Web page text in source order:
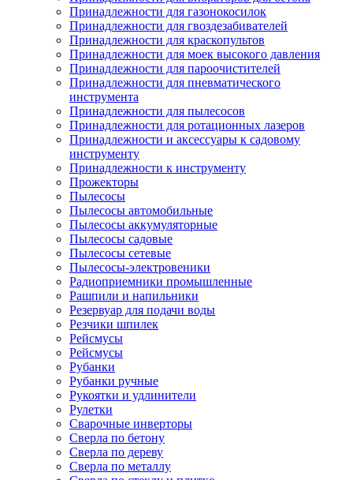
Принадлежности для газонокосилок
Принадлежности для гвоздезабивателей
Принадлежности для краскопультов
Принадлежности для моек высокого давления
Принадлежности для пароочистителей
Принадлежности для пневматического
инструмента
Принадлежности для пылесосов
Принадлежности для ротационных лазеров
Принадлежности и аксессуары к садовому
инструменту
Принадлежности к инструменту
Прожекторы
Пылесосы
Пылесосы автомобильные
Пылесосы аккумуляторные
Пылесосы садовые
Пылесосы сетевые
Пылесосы-электровеники
Радиоприемники промышленные
Рашпили и напильники
Резервуар для подачи воды
Резчики шпилек
Рейсмусы
Рейсмусы
Рубанки
Рубанки ручные
Рукоятки и удлинители
Рулетки
Сварочные инверторы
Сверла по бетону
Сверла по дереву
Сверла по металлу